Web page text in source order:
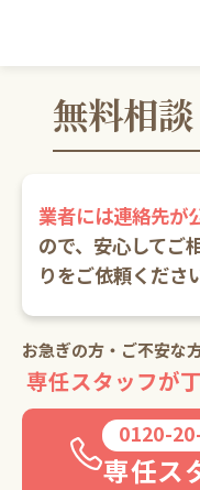
無料相
業者には連絡先が
ので、 安心してご
りをご依頼くださ
お急ぎの方・ご不安な
専任スタッフが
0120-
専任ス